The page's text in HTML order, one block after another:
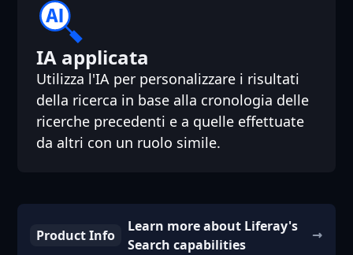
IA applicata
Utilizza l'IA per personalizzare i risultati
della ricerca in base alla cronologia delle
ricerche precedenti e a quelle effettuate
da altri con un ruolo simile.
Product Info
Learn more about Liferay's
Search capabilities